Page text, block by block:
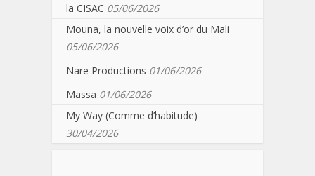
la CISAC 05/06/2026
Mouna, la nouvelle voix d’or du Mali
05/06/2026
Nare Productions 01/06/2026
Massa 01/06/2026
My Way (Comme d’habitude)
30/04/2026